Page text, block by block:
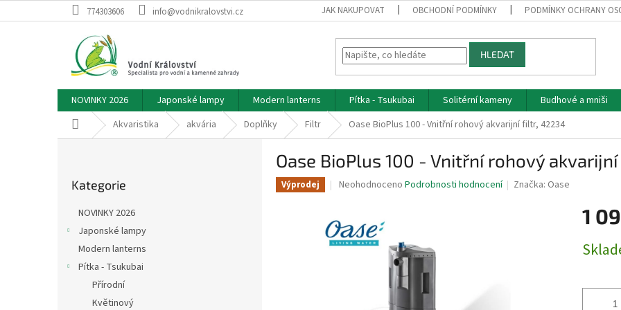
na
774303606 info@vodnikralovstvi.cz JAK NAKUPOVAT OBCHODNÍ PODMÍNKY PODMÍNKY OCHRANY
HLEDAT
NOVINKY 2026 Japonské lampy Modern lanterns Pítka - Tsukubai Solitérní kameny Budhové a mniši
Domů Akvaristika akvária Doplňky Filtr Oase BioPlus 100 - Vnitřní rohový akvarijní filtr, 42234
kategorie
Kategorie
NOVINKY 2026
Japonské lampy
Modern lanterns
Pítka - Tsukubai
Přírodní
Květinový
Oase BioPlus 100 - Vnitřní rohový
Výprodej
Průměrné
je
0,0
z
Neohodnoceno Podrobnosti hodnocení Značka: Oase
1
cena: